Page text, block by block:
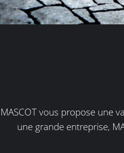
MASCOT vous propose une
une grande entreprise,